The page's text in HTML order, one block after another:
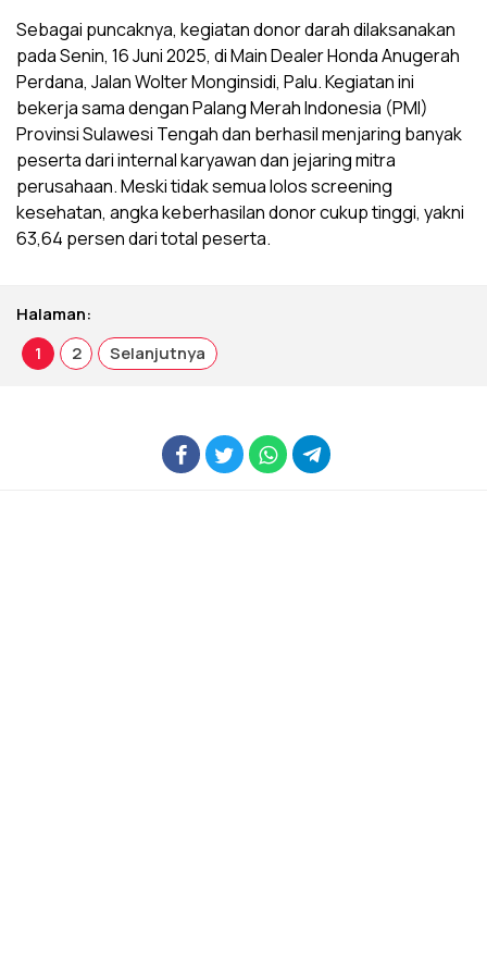
Sebagai puncaknya, kegiatan donor darah dilaksanakan
pada Senin, 16 Juni 2025, di Main Dealer Honda Anugerah
Perdana, Jalan Wolter Monginsidi, Palu. Kegiatan ini
bekerja sama dengan Palang Merah Indonesia (PMI)
Provinsi Sulawesi Tengah dan berhasil menjaring banyak
peserta dari internal karyawan dan jejaring mitra
perusahaan. Meski tidak semua lolos screening
kesehatan, angka keberhasilan donor cukup tinggi, yakni
63,64 persen dari total peserta.
Halaman:
1
2 Selanjutnya